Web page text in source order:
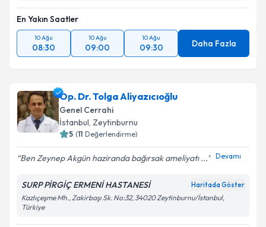
En Yakın Saatler
10 Ağu
08:30
10 Ağu
09:00
10 Ağu
09:30 Daha Fazla
Op. Dr. Tolga Aliyazıcıoğlu
Genel Cerrahi
İstanbul, Zeytinburnu
5 (11 Değerlendirme)
Ben Zeynep Akgün haziranda bağırsak ameliyatı ... Devamı
SURP PİRGİÇ ERMENİ HASTANESİ Haritada Göster
Kazlıçeşme Mh., Zakirbaşı Sk. No:32, 34020 Zeytinburnu/İstanbul,
Türkiye